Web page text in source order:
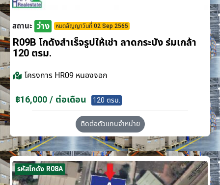
สถานะ ว่าง หมดสัญญาวันที่ 02 Sep 2565
R09B โกดังสำเร็จรูปให้เช่า ลาดกระบัง​ ร่มเกล้า
120 ตรม.
โครงการ HR09 หนองจอก
฿16,000 / ต่อเดือน 120 ตรม.
ติดต่อตัวแทนจำหน่าย
รหัสโกดัง R08A